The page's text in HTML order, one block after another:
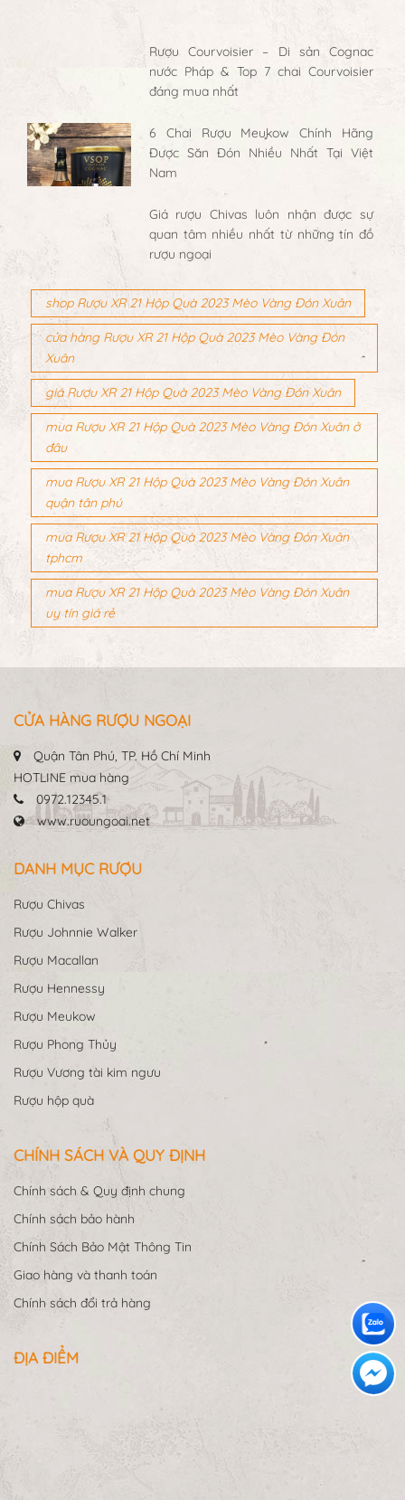
Rượu Courvoisier – Di sản Cognac
nước Pháp & Top 7 chai Courvoisier
đáng mua nhất
6 Chai Rượu Meukow Chính Hãng
Được Săn Đón Nhiều Nhất Tại Việt
Nam
Giá rượu Chivas luôn nhận được sự
quan tâm nhiều nhất từ những tín đồ
rượu ngoại
shop Rượu XR 21 Hộp Quà 2023 Mèo Vàng Đón Xuân
cửa hàng Rượu XR 21 Hộp Quà 2023 Mèo Vàng Đón
Xuân
giá Rượu XR 21 Hộp Quà 2023 Mèo Vàng Đón Xuân
mua Rượu XR 21 Hộp Quà 2023 Mèo Vàng Đón Xuân ở
đâu
mua Rượu XR 21 Hộp Quà 2023 Mèo Vàng Đón Xuân
quận tân phú
mua Rượu XR 21 Hộp Quà 2023 Mèo Vàng Đón Xuân
tphcm
mua Rượu XR 21 Hộp Quà 2023 Mèo Vàng Đón Xuân
uy tín giá rẻ
CỬA HÀNG RƯỢU NGOẠI
Quận Tân Phú, TP. Hồ Chí Minh
HOTLINE mua hàng
0972.12345.1
www.ruoungoai.net
DANH MỤC RƯỢU
Rượu Chivas
Rượu Johnnie Walker
Rượu Macallan
Rượu Hennessy
Rượu Meukow
Rượu Phong Thủy
Rượu Vương tài kim ngưu
Rượu hộp quà
CHÍNH SÁCH VÀ QUY ĐỊNH
Chính sách & Quy định chung
Chính sách bảo hành
Chính Sách Bảo Mật Thông Tin
Giao hàng và thanh toán
Chính sách đổi trả hàng
ĐỊA ĐIỂM